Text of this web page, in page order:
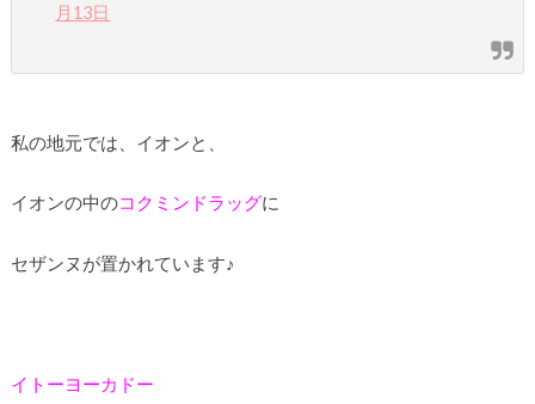
月13日
私の地元では、イオンと、
イオンの中のコクミンドラッグに
セザンヌが置かれています♪
イトーヨーカドー